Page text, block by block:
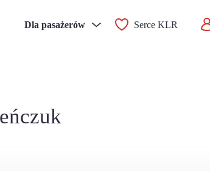
Dla pasażerów Serce KLR